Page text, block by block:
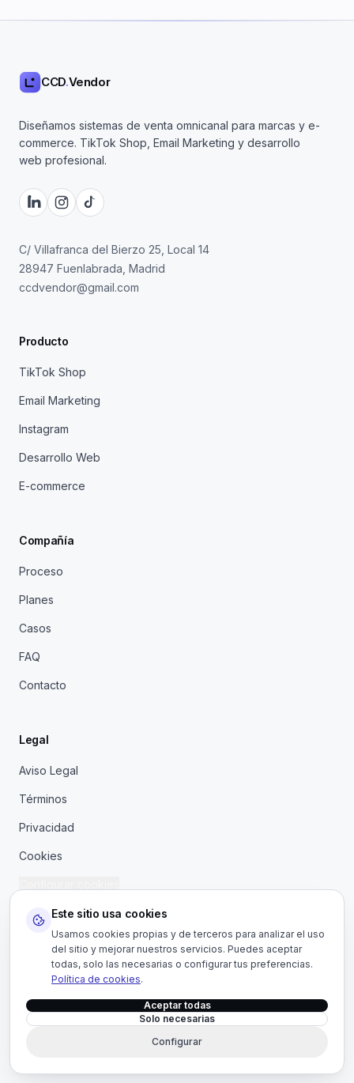
CCD.Vendor
Diseñamos sistemas de venta omnicanal para marcas y e-
commerce. TikTok Shop, Email Marketing y desarrollo
web profesional.
C/ Villafranca del Bierzo 25, Local 14
28947 Fuenlabrada, Madrid
ccdvendor@gmail.com
Producto
TikTok Shop
Email Marketing
Instagram
Desarrollo Web
E-commerce
Compañía
Proceso
Planes
Casos
FAQ
Contacto
Legal
Aviso Legal
Términos
Privacidad
Cookies
©2026CCD Vendor.Todos los derechos reservados.CIF
B26606160.
Este sitio usa cookies
Usamos cookies propias y de terceros para analizar el uso
del sitio y mejorar nuestros servicios. Puedes aceptar
todas, solo las necesarias o configurar tus preferencias.
Política de cookies.
Aceptar todas
Solo necesarias
Configurar